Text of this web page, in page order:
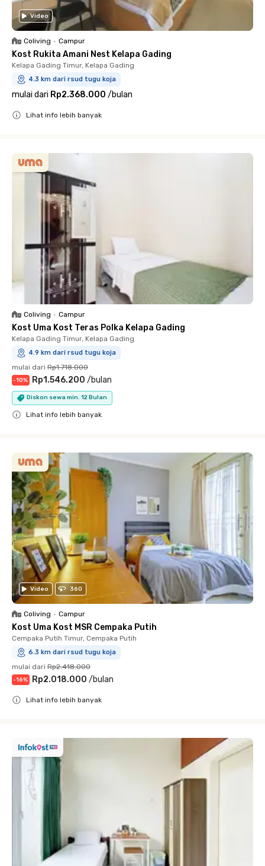
Video
Coliving • Campur
Kost Rukita Amani Nest Kelapa Gading
Kelapa Gading Timur, Kelapa Gading
4.3 km dari rsud tugu koja
mulai dari Rp2.368.000 /bulan
Lihat info lebih banyak
Coliving • Campur
Kost Uma Kost Teras Polka Kelapa Gading
Kelapa Gading Timur, Kelapa Gading
4.9 km dari rsud tugu koja
mulai dari Rp1.718.000
-10% Rp1.546.200 /bulan
Diskon sewa min. 12 Bulan
Lihat info lebih banyak
Video 360
Coliving • Campur
Kost Uma Kost MSR Cempaka Putih
Cempaka Putih Timur, Cempaka Putih
6.3 km dari rsud tugu koja
mulai dari Rp2.418.000
-16% Rp2.018.000 /bulan
Lihat info lebih banyak